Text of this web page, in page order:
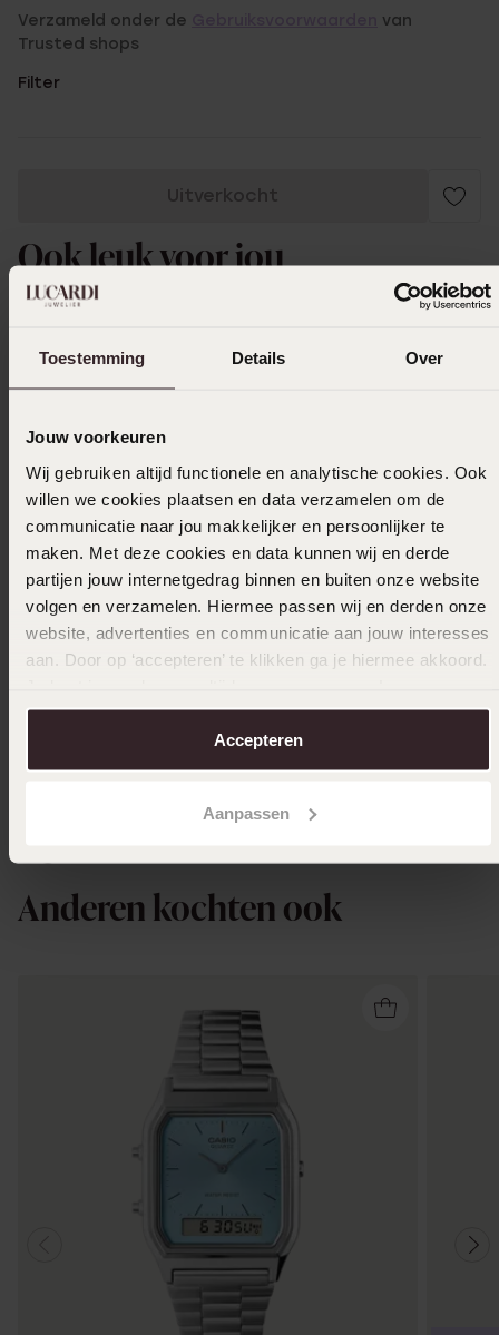
Toestemming Details Over
Jouw voorkeuren
Wij gebruiken altijd functionele en analytische cookies. Ook
willen we cookies plaatsen en data verzamelen om de
communicatie naar jou makkelijker en persoonlijker te
maken. Met deze cookies en data kunnen wij en derde
partijen jouw internetgedrag binnen en buiten onze website
volgen en verzamelen. Hiermee passen wij en derden onze
website, advertenties en communicatie aan jouw interesses
aan. Door op ‘accepteren’ te klikken ga je hiermee akkoord.
over in onscookiebeleid.
Accepteren
Aanpassen
Verzameld onder de
van
Trusted shops
Filter
Uitverkocht
Ook leuk voor jou
Gerecycleerd stainless steel goldplated
enkelbandje figaro schakel
stuks
Anderen kochten ook